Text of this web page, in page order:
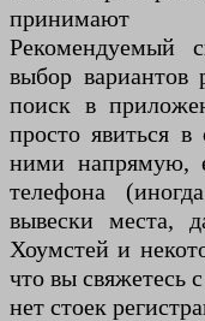
принимают
Рекомендуемый
выбор
поиск в
просто явиться
ними напрямую,
телефона
вывески места,
Хоумстей и
что вы свяжетесь
нет стоек